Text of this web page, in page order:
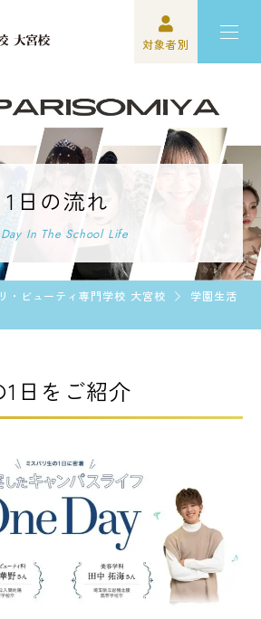
対象者別
方
ス・イベント
高校3年生の方
カリキュラム・シラバス
針
サイトマップ
1日の流れ
In The School Life
・ビューティ専門学校 大宮校
学園生活
1日をご紹介